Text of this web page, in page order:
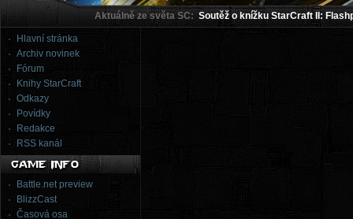
Aktuálně ze světa SC: Soutěž o knížku StarCraft II:
Hlavní stránka
Archiv novinek
Fórum
Knihy StarCraft
Odkazy
Povídky
Redakce
RSS kanál
Battle.net preview
BlizzCast
Časová osa